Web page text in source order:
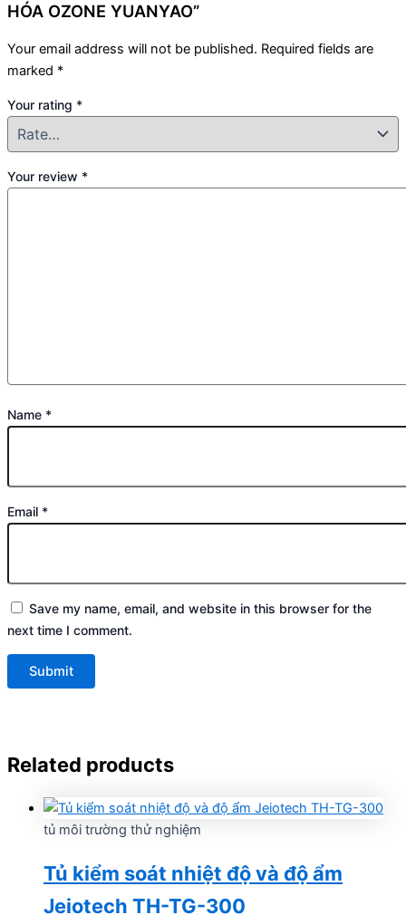
HÓA OZONE YUANYAO”
Your email address will not be published. Required fields are
marked *
Your rating *
Your review *
Name *
Email *
Save my name, email, and website in this browser for the
next time I comment.
Related products
tủ môi trường thử nghiệm
Tủ kiểm soát nhiệt độ và độ ẩm
Jeiotech TH-TG-300